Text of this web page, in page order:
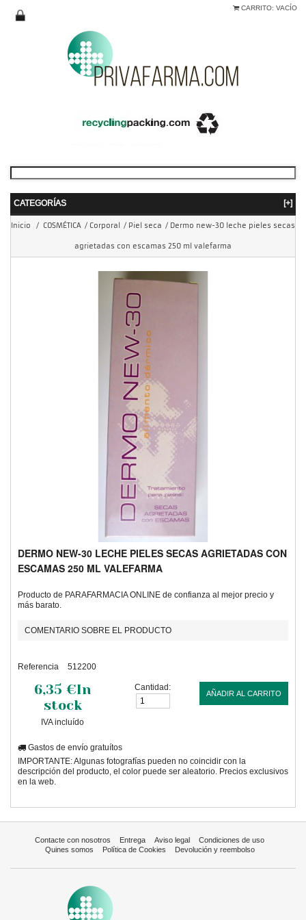
CARRITO: VACÍO
CATEGORÍAS [+]
Inicio / COSMÉTICA / Corporal / Piel seca / Dermo new-30 leche pieles secas
agrietadas con escamas 250 ml valefarma
DERMO NEW-30 LECHE PIELES SECAS AGRIETADAS CON
ESCAMAS 250 ML VALEFARMA
Producto de PARAFARMACIA ONLINE de confianza al mejor precio y
más barato.
COMENTARIO SOBRE EL PRODUCTO
Referencia 512200
6,35 €In
stock
IVA incluído
Cantidad:
AÑADIR AL CARRITO
Gastos de envío gratuítos
IMPORTANTE: Algunas fotografías pueden no coincidir con la
descripción del producto, el color puede ser aleatorio. Precios exclusivos
en la web.
Contacte con nosotros Entrega Aviso legal
Condiciones de uso
Quines somos
Política de Cookies Devolución y reembolso